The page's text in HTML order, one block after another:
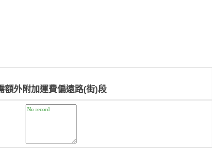
額外附加運費偏遠路(街)段